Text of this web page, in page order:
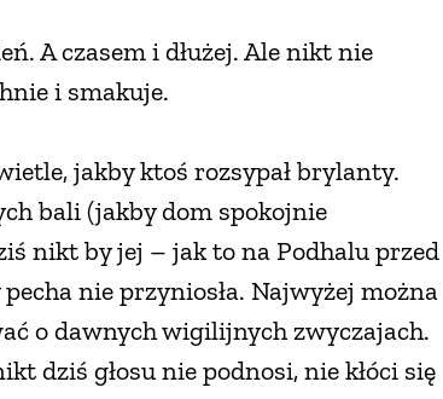
A czasem i dłużej. Ale nikt nie
i smakuje.
jakby ktoś rozsypał brylanty.
bali (jakby dom spokojnie
nikt by jej – jak to na Podhalu przed
nie przyniosła. Najwyżej można
o dawnych wigilijnych zwyczajach.
dziś głosu nie podnosi, nie kłóci się